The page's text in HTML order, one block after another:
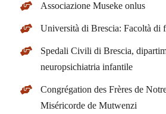
Associazione Museke onlus
Università di Brescia: Facoltà di
Spedali Civili di Brescia,
neuropsichiatria infantile
Congrégation des Frères de
Miséricorde de Mutwenzi